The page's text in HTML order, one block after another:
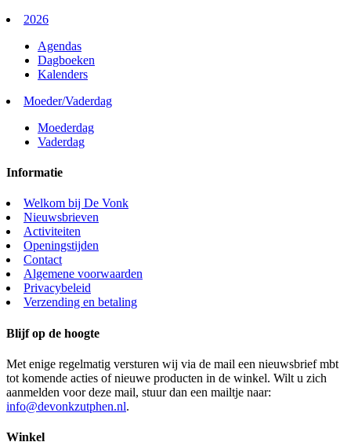
2026
Agendas
Dagboeken
Kalenders
Moeder/Vaderdag
Moederdag
Vaderdag
Informatie
Welkom bij De Vonk
Nieuwsbrieven
Activiteiten
Openingstijden
Contact
Algemene voorwaarden
Privacybeleid
Verzending en betaling
Blijf op de hoogte
Met enige regelmatig versturen wij via de mail een nieuwsbrief mbt
tot komende acties of nieuwe producten in de winkel. Wilt u zich
aanmelden voor deze mail, stuur dan een mailtje naar:
info@devonkzutphen.nl.
Winkel